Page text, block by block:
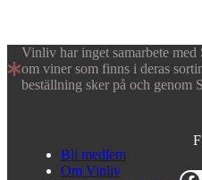
Vinliv har inget samarbete med
om viner som finns i deras
beställning sker på och genom
Bli medlem
Om Vinliv